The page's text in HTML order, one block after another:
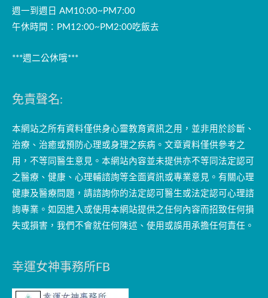
週一到週日 AM10:00~PM7:00
午休時間：PM12:00~PM2:00吃飯去
***週二公休哦***
免責聲名:
本網站之所有資料僅供身心靈教育資訊之用，並非用於診斷、
治療、治癒或預防心理或身理之疾病。文章資料僅供參考之
用，不等同醫生意見。本網站內容並未提供亦不等同法定認可
之醫療、健康、心理輔諮詢等全面資訊或專業意見。有關心理
健康及醫療問題，請諮詢你的法定認可醫生或法定認可心理諮
詢專業。如因進入或使用本網站提供之任何內容而招致任何損
失或損害，我們不會就任何陳述、使用或誤用承擔任何責任。
幸運女神事務所FB